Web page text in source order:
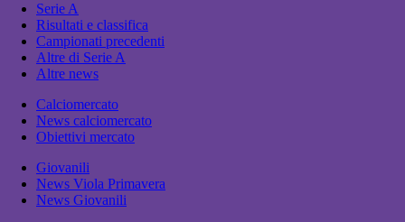
Serie A
Risultati e classifica
Campionati precedenti
Altre di Serie A
Altre news
Calciomercato
News calciomercato
Obiettivi mercato
Giovanili
News Viola Primavera
News Giovanili